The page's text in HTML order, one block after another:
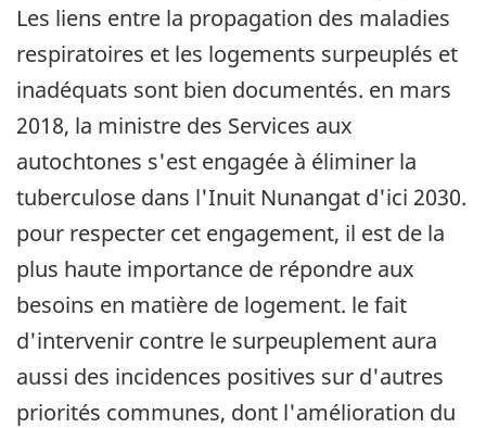
Les liens entre la propagation des maladies
respiratoires et les logements surpeuplés et
inadéquats sont bien documentés. en mars
2018, la ministre des Services aux
autochtones s'est engagée à éliminer la
tuberculose dans l'Inuit Nunangat d'ici 2030.
pour respecter cet engagement, il est de la
plus haute importance de répondre aux
besoins en matière de logement. le fait
d'intervenir contre le surpeuplement aura
aussi des incidences positives sur d'autres
priorités communes, dont l'amélioration du